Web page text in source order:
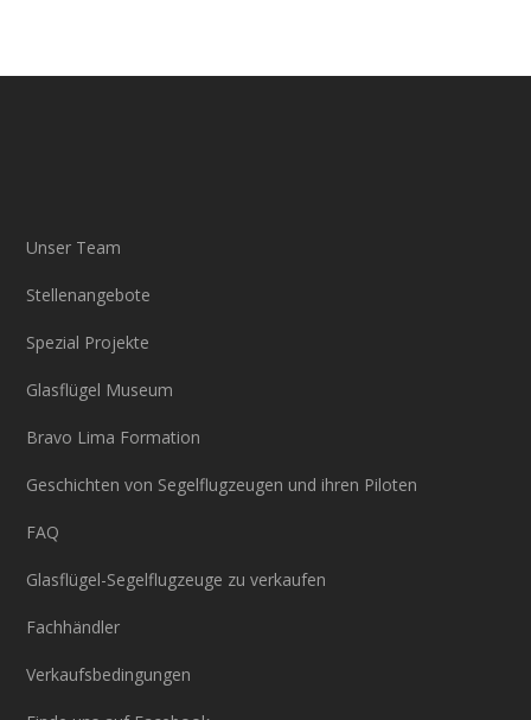
Unser Team
Stellenangebote
Spezial Projekte
Glasflügel Museum
Bravo Lima Formation
Geschichten von Segelflugzeugen und ihren Piloten
FAQ
Glasflügel-Segelflugzeuge zu verkaufen
Fachhändler
Verkaufsbedingungen